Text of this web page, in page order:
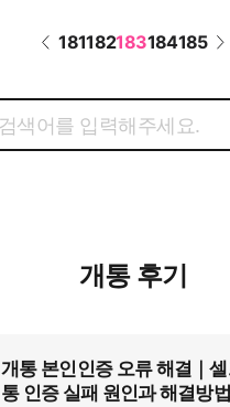
181182183184185
개통 후기
개통 본인인증 오류 해결｜셀
통 인증 실패 원인과 해결방